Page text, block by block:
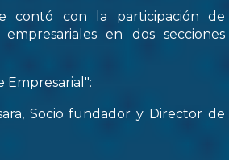
contó con la participación de
en dos secciones
Empresarial":
Socio fundador y Director de